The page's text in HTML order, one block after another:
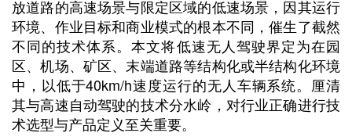
矿区无人驾驶——在“卫星信号拒止”与“漫天粉尘”中突围
无人环卫——在“厘米级贴边”与“全天候作业”间寻找平衡
港口室外AGV导航技术场景适配与落地优化方案解析
双剑合璧：Meteor与Genario如何斩断自动驾驶的“长尾”
一文读懂自动驾驶数据闭环：从概念到实践
智慧公交与自动泊车——“人-车-路-云”深度协同的出行新范式
放道路的高速场景与限定区域的低速场景，因其运行
环境、作业目标和商业模式的根本不同，催生了截然
不同的技术体系。本文将低速无人驾驶界定为在园
区、机场、矿区、末端道路等结构化或半结构化环境
中，以低于40km/h速度运行的无人车辆系统。厘清
其与高速自动驾驶的技术分水岭，对行业正确进行技
术选型与产品定义至关重要。